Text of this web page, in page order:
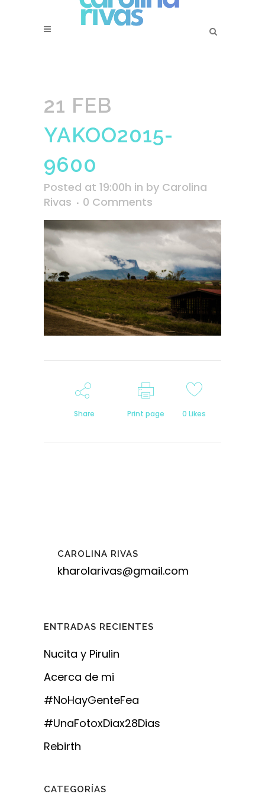
21 FEB
YAKOO2015-
9600
Posted at 19:00h in by Carolina
Rivas
0 Comments
Share Print page 0 Likes
CAROLINA RIVAS
kharolarivas@gmail.com
ENTRADAS RECIENTES
Nucita y Pirulin
Acerca de mi
#NoHayGenteFea
#UnaFotoxDiax28Dias
Rebirth
CATEGORÍAS